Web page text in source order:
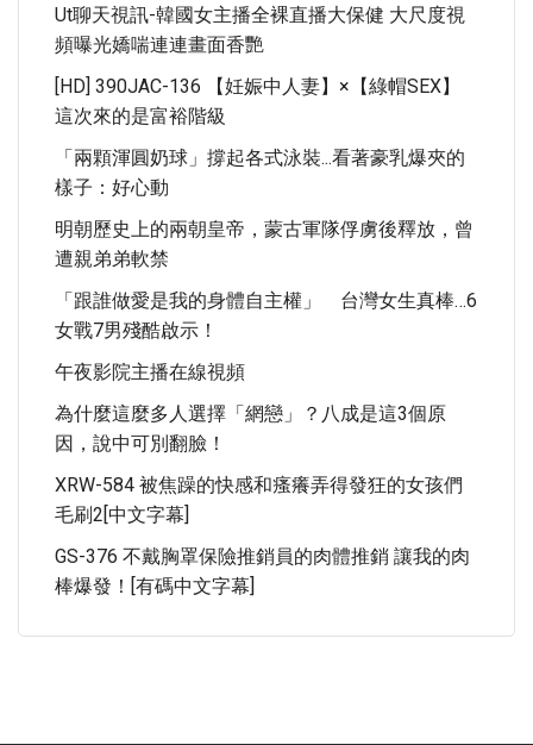
Ut聊天視訊-韓國女主播全裸直播大保健 大尺度視
頻曝光嬌喘連連畫面香艷
[HD] 390JAC-136 【妊娠中人妻】×【綠帽SEX】
這次來的是富裕階級
「兩顆渾圓奶球」撐起各式泳裝...看著豪乳爆夾的
樣子：好心動
明朝歷史上的兩朝皇帝，蒙古軍隊俘虜後釋放，曾
遭親弟弟軟禁
「跟誰做愛是我的身體自主權」 台灣女生真棒…6
女戰7男殘酷啟示！
午夜影院主播在線視頻
為什麼這麼多人選擇「網戀」？八成是這3個原
因，說中可別翻臉！
XRW-584 被焦躁的快感和瘙癢弄得發狂的女孩們
毛刷2[中文字幕]
GS-376 不戴胸罩保險推銷員的肉體推銷 讓我的肉
棒爆發！[有碼中文字幕]